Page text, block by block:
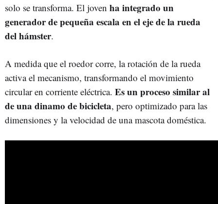
solo se transforma. El joven ha integrado un
generador de pequeña escala en el eje de la rueda
del hámster.
A medida que el roedor corre, la rotación de la rueda
activa el mecanismo, transformando el movimiento
circular en corriente eléctrica. Es un proceso similar al
de una dinamo de bicicleta, pero optimizado para las
dimensiones y la velocidad de una mascota doméstica.